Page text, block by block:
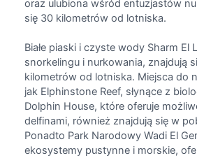
oraz ulubiona wśród entuzjastów
się 30 kilometrów od lotniska.
Białe piaski i czyste wody Sharm El
snorkelingu i nurkowania, znajdują
kilometrów od lotniska. Miejsca do
jak Elphinstone Reef, słynące z
Dolphin House, które oferuje
delfinami, również znajdują się w
Ponadto Park Narodowy Wadi El
ekosystemy pustynne i morskie,